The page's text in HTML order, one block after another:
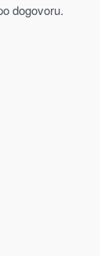
dogovoru.